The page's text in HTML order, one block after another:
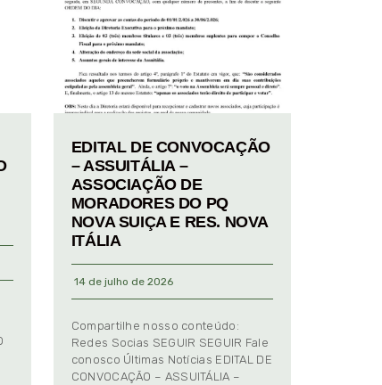
EDITAL DE CONVOCAÇÃO
– ASSUITÁLIA –
ASSOCIAÇÃO DE
MORADORES DO PQ
NOVA SUIÇA E RES. NOVA
ITÁLIA
14 de julho de 2026
Compartilhe nosso conteúdo:
Redes Socias SEGUIR SEGUIR Fale
conosco Últimas Notícias EDITAL DE
CONVOCAÇÃO – ASSUITÁLIA –